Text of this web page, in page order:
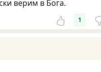
верим в Бога.
1